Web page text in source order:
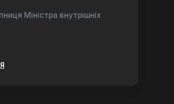
Міністра внутрішніх